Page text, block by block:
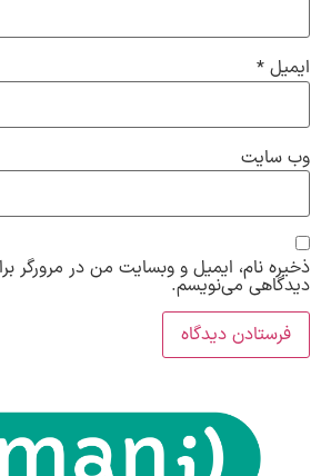
ایمیل *
وب‌ سایت
ذخیره نام، ایمیل و وبسایت من در مرورگر
دیدگاهی می‌نویسم.